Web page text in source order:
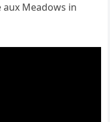
aux Meadows in